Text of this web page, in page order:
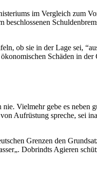
im Vergleich zum
ob sie in der Lage sei,
Schäden in
Vielmehr gebe es
Aufrüstung spreche, sei
Grenzen den
Dobrindts Agieren